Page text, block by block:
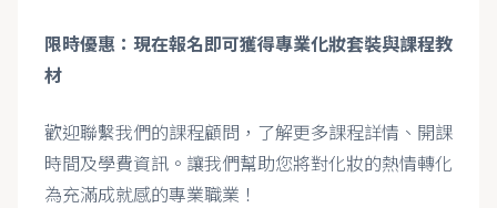
限時優惠：現在報名即可獲得專業化妝套裝與課程教
材
歡迎聯繫我們的課程顧問，了解更多課程詳情、開課
時間及學費資訊。讓我們幫助您將對化妝的熱情轉化
為充滿成就感的專業職業！